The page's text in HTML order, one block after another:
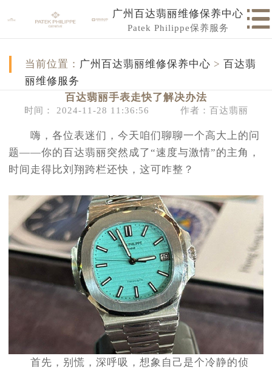
广州百达翡丽维修保养中心
Patek Philippe保养服务
当前位置： 广州百达翡丽维修保养中心 > 百达翡
丽维修服务
百达翡丽手表走快了解决办法
时间： 2024-11-28 11:36:56 作者：百达翡丽
嗨，各位表迷们，今天咱们聊聊一个高大上的问
题——你的百达翡丽突然成了“速度与激情”的主角，
时间走得比刘翔跨栏还快，这可咋整？
首先，别慌，深呼吸，想象自己是个冷静的侦